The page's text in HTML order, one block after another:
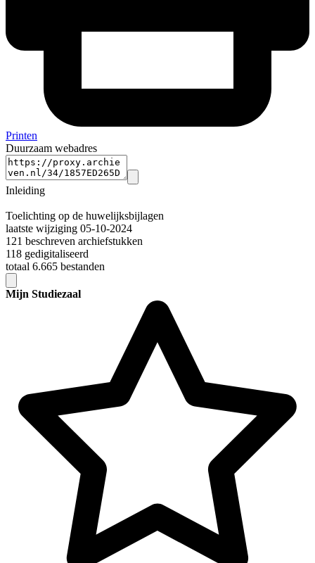
Printen
Duurzaam webadres
Inleiding
Toelichting op de huwelijksbijlagen
laatste wijziging 05-10-2024
121 beschreven archiefstukken
118 gedigitaliseerd
totaal 6.665 bestanden
Mijn Studiezaal